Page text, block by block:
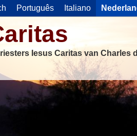
Português Italiano
Iesus Caritas van Charles